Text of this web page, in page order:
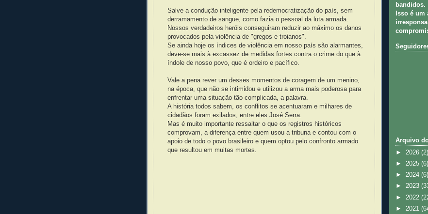
Salve a condução inteligente pela redemocratização do país, sem
derramamento de sangue, como fazia o pessoal da luta armada.
Nossos verdadeiros heróis conseguiram reduzir ao máximo os danos
provocados pela violência de "gregos e troianos".
Se ainda hoje os índices de violência em nosso país são alarmantes,
deve-se mais à excassez de medidas fortes contra o crime do que à
índole de nosso povo, que é ordeiro e pacífico.
Vale a pena rever um desses momentos de coragem de um menino,
na época, que não se intimidou e utilizou a arma mais poderosa para
enfrentar uma situação tão complicada, a palavra.
A história todos sabem, os conflitos se acentuaram e milhares de
cidadãos foram exilados, entre eles José Serra.
Mas é muito importante ressaltar o que os registros históricos
comprovam, a diferença entre quem usou a tribuna e contou com o
apoio de todo o povo brasileiro e quem optou pelo confronto armado
que resultou em muitas mortes.
bandidos.
Isso é um
Arquivo
► 2026 (2)
► 2025 (6)
► 2024 (6)
► 2023
► 2022
► 2021